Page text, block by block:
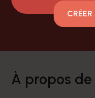
Facebook
à propos de